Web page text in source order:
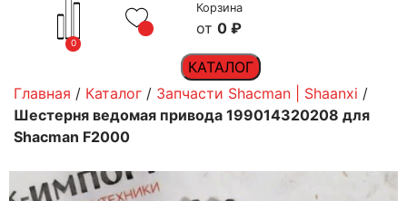
0
Корзина
0 ₽
КАТАЛОГ
Главная / Каталог / Запчасти Shacman | Shaanxi /
Шестерня ведомая привода 199014320208 для
Shacman F2000